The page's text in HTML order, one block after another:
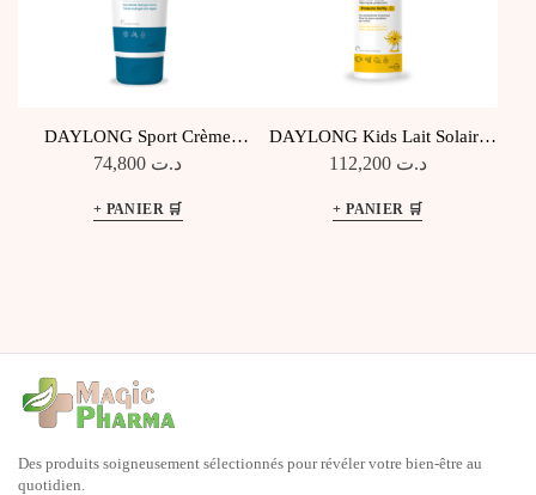
DAYLONG Sport Crème
Hydrogel Extra Légère SPF50+
د.ت
DAYLONG Kids Lait Solaire
SPF50+د.ت 112,200
Des produits soigneusement sélectionnés pour révéler votre bien-être au
quotidien.